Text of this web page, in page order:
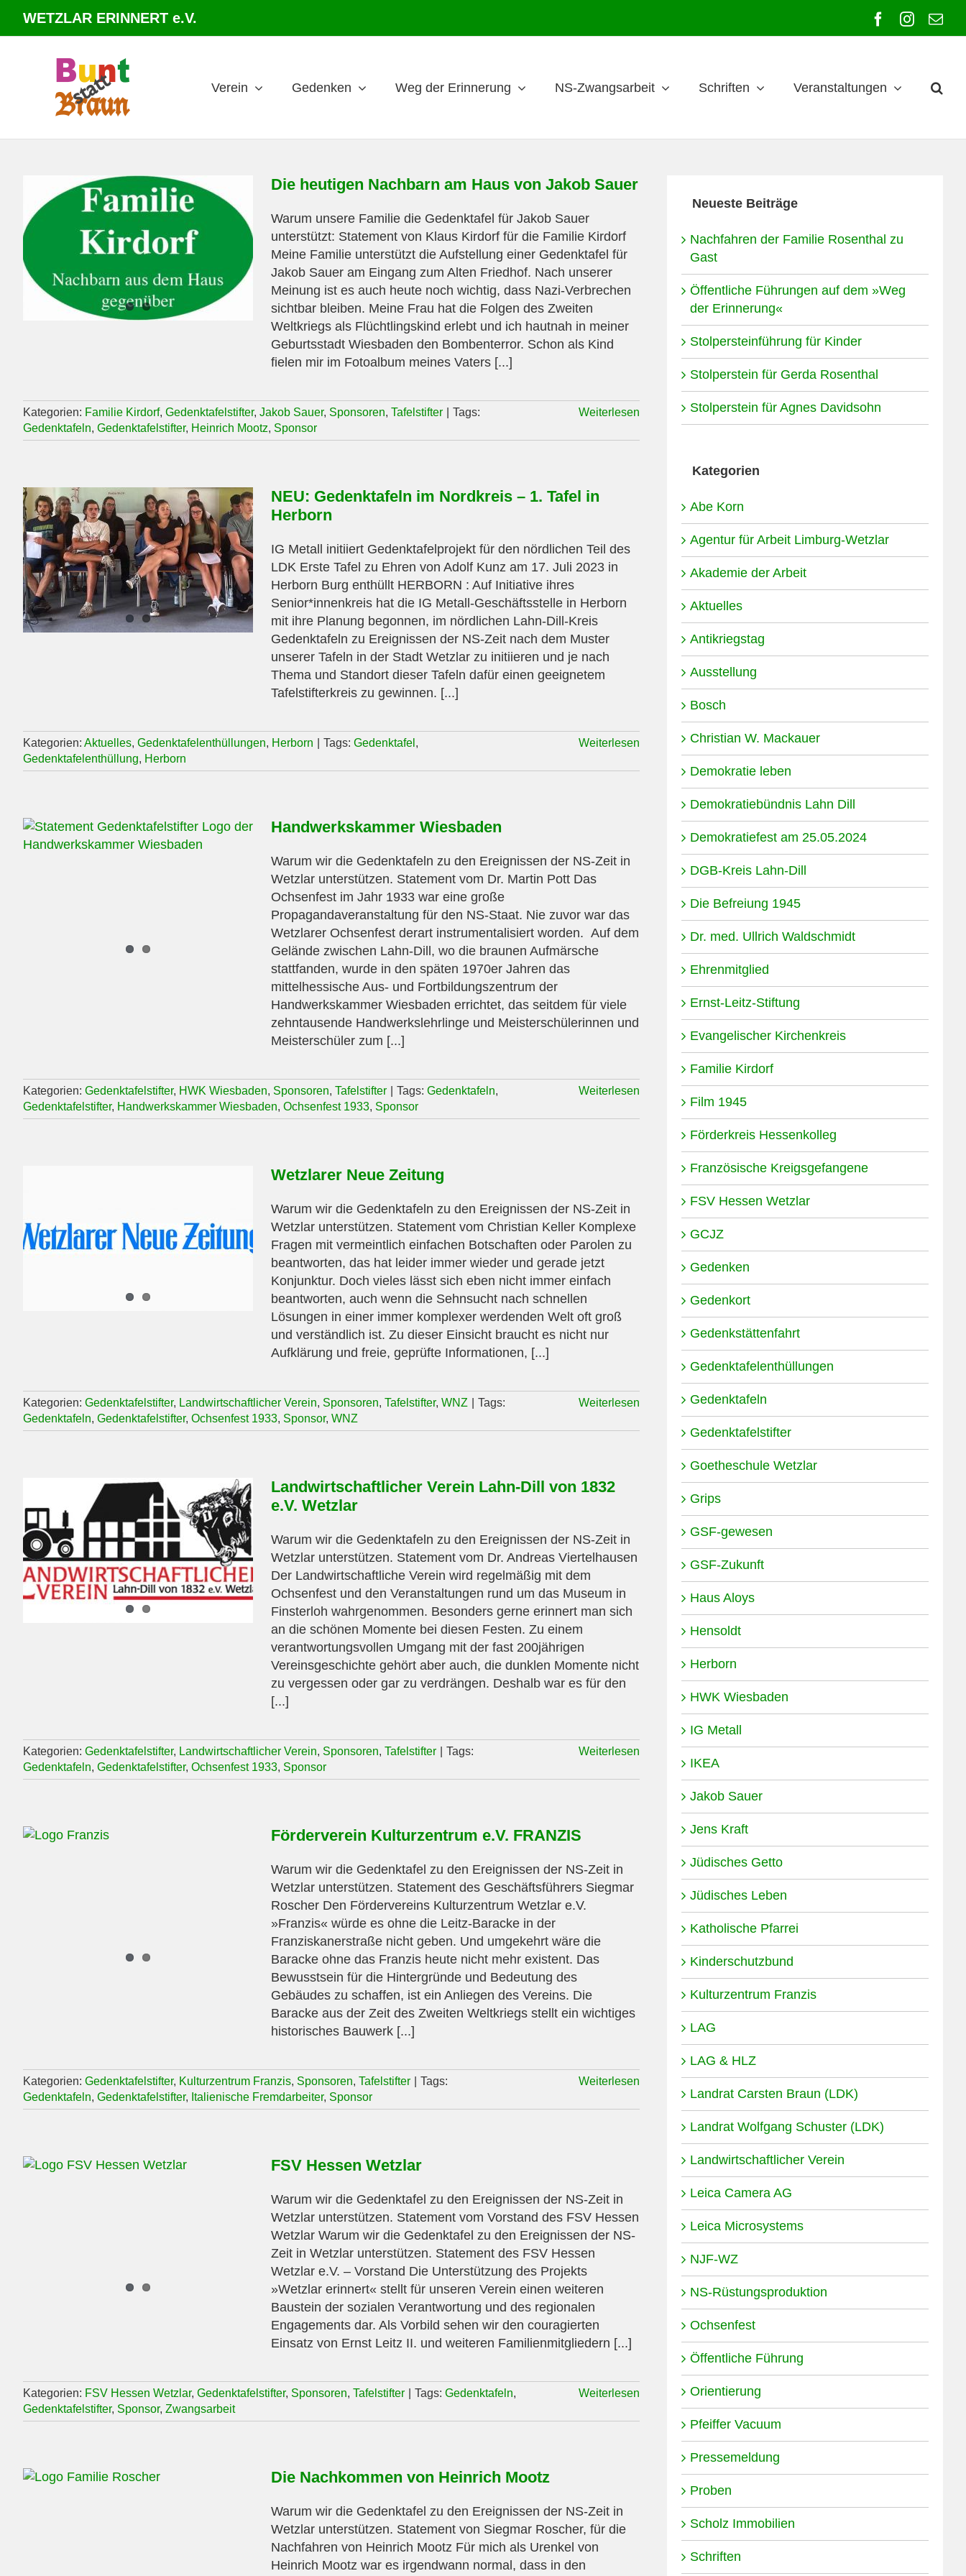
InhaltWETZLAR ERINNERT e.V. FacebookE-
Verein Gedenken Weg der Erinnerung NS-Zwangsarbeit Schriften Veranstaltungen
Die heutigen Nachbarn am Haus von Jakob Sauer
Warum unsere Familie die Gedenktafel für Jakob Sauer
unterstützt: Statement von Klaus Kirdorf für die Familie Kirdorf
Meine Familie unterstützt die Aufstellung einer Gedenktafel für
Jakob Sauer am Eingang zum Alten Friedhof. Nach unserer
Meinung ist es auch heute noch wichtig, dass Nazi-Verbrechen
sichtbar bleiben. Meine Frau hat die Folgen des Zweiten
Weltkriegs als Flüchtlingskind erlebt und ich hautnah in meiner
Geburtsstadt Wiesbaden den Bombenterror. Schon als Kind
fielen mir im Fotoalbum meines Vaters [...]
Kategorien: Familie Kirdorf, Gedenktafelstifter, Jakob Sauer, Sponsoren, Tafelstifter
Tags:
Gedenktafeln, Gedenktafelstifter, Heinrich Mootz, Sponsor
Weiterlesen
NEU: Gedenktafeln im Nordkreis – 1. Tafel in
Herborn
IG Metall initiiert Gedenktafelprojekt für den nördlichen Teil des
LDK Erste Tafel zu Ehren von Adolf Kunz am 17. Juli 2023 in
Herborn Burg enthüllt HERBORN : Auf Initiative ihres
Senior*innenkreis hat die IG Metall-Geschäftsstelle in Herborn
mit ihre Planung begonnen, im nördlichen Lahn-Dill-Kreis
Gedenktafeln zu Ereignissen der NS-Zeit nach dem Muster
unserer Tafeln in der Stadt Wetzlar zu initiieren und je nach
Thema und Standort dieser Tafeln dafür einen geeignetem
Tafelstifterkreis zu gewinnen. [...]
Kategorien: Aktuelles, Gedenktafelenthüllungen, Herborn Tags: Gedenktafel ,
Gedenktafelenthüllung, Herborn
Weiterlesen
Handwerkskammer Wiesbaden
Warum wir die Gedenktafeln zu den Ereignissen der NS-Zeit in
Wetzlar unterstützen. Statement vom Dr. Martin Pott Das
Ochsenfest im Jahr 1933 war eine große
Propagandaveranstaltung für den NS-Staat. Nie zuvor war das
Wetzlarer Ochsenfest derart instrumentalisiert worden. Auf dem
Gelände zwischen Lahn-Dill, wo die braunen Aufmärsche
stattfanden, wurde in den späten 1970er Jahren das
mittelhessische Aus- und Fortbildungszentrum der
Handwerkskammer Wiesbaden errichtet, das seitdem für viele
zehntausende Handwerkslehrlinge und Meisterschülerinnen und
Meisterschüler zum [...]
Kategorien: Gedenktafelstifter, HWK Wiesbaden, Sponsoren, Tafelstifter Tags: Gedenktafeln,
Gedenktafelstifter, Handwerkskammer Wiesbaden, Ochsenfest 1933, Sponsor
Weiterlesen
Wetzlarer Neue Zeitung
Warum wir die Gedenktafeln zu den Ereignissen der NS-Zeit in
Wetzlar unterstützen. Statement vom Christian Keller Komplexe
Fragen mit vermeintlich einfachen Botschaften oder Parolen zu
beantworten, das hat leider immer wieder und gerade jetzt
Konjunktur. Doch vieles lässt sich eben nicht immer einfach
beantworten, auch wenn die Sehnsucht nach schnellen
Lösungen in einer immer komplexer werdenden Welt oft groß
und verständlich ist. Zu dieser Einsicht braucht es nicht nur
Aufklärung und freie, geprüfte Informationen, [...]
Kategorien: Gedenktafelstifter, Landwirtschaftlicher Verein, Sponsoren, Tafelstifter, WNZ
Tags:
Gedenktafeln, Gedenktafelstifter, Ochsenfest 1933, Sponsor, WNZ
Weiterlesen
Landwirtschaftlicher Verein Lahn-Dill von 1832
e.V. Wetzlar
Warum wir die Gedenktafeln zu den Ereignissen der NS-Zeit in
Wetzlar unterstützen. Statement vom Dr. Andreas Viertelhausen
Der Landwirtschaftliche Verein wird regelmäßig mit dem
Ochsenfest und den Veranstaltungen rund um das Museum in
Finsterloh wahrgenommen. Besonders gerne erinnert man sich
an die schönen Momente bei diesen Festen. Zu einem
verantwortungsvollen Umgang mit der fast 200jährigen
Vereinsgeschichte gehört aber auch, die dunklen Momente nicht
zu vergessen oder gar zu verdrängen. Deshalb war es für den
[...]
Kategorien: Gedenktafelstifter, Landwirtschaftlicher Verein, Sponsoren, Tafelstifter
Tags:
Gedenktafeln, Gedenktafelstifter, Ochsenfest 1933, Sponsor
Weiterlesen
Förderverein Kulturzentrum e.V. FRANZIS
Warum wir die Gedenktafel zu den Ereignissen der NS-Zeit in
Wetzlar unterstützen. Statement des Geschäftsführers Siegmar
Roscher Den Fördervereins Kulturzentrum Wetzlar e.V.
»Franzis« würde es ohne die Leitz-Baracke in der
Franziskanerstraße nicht geben. Und umgekehrt wäre die
Baracke ohne das Franzis heute nicht mehr existent. Das
Bewusstsein für die Hintergründe und Bedeutung des
Gebäudes zu schaffen, ist ein Anliegen des Vereins. Die
Baracke aus der Zeit des Zweiten Weltkriegs stellt ein wichtiges
historisches Bauwerk [...]
Kategorien: Gedenktafelstifter, Kulturzentrum Franzis, Sponsoren, Tafelstifter
Tags:
Gedenktafeln, Gedenktafelstifter, Italienische Fremdarbeiter, Sponsor
Weiterlesen
FSV Hessen Wetzlar
Warum wir die Gedenktafel zu den Ereignissen der NS-Zeit in
Wetzlar unterstützen. Statement vom Vorstand des FSV Hessen
Wetzlar Warum wir die Gedenktafel zu den Ereignissen der NS-
Zeit in Wetzlar unterstützen. Statement des FSV Hessen
Wetzlar e.V. – Vorstand Die Unterstützung des Projekts
»Wetzlar erinnert« stellt für unseren Verein einen weiteren
Baustein der sozialen Verantwortung und des regionalen
Engagements dar. Als Vorbild sehen wir den couragierten
Einsatz von Ernst Leitz II. und weiteren Familienmitgliedern [...]
Kategorien: FSV Hessen Wetzlar, Gedenktafelstifter, Sponsoren, Tafelstifter Tags: Gedenktafeln,
Gedenktafelstifter, Sponsor, Zwangsarbeit
Weiterlesen
Die Nachkommen von Heinrich Mootz
Warum wir die Gedenktafel zu den Ereignissen der NS-Zeit in
Wetzlar unterstützen. Statement von Siegmar Roscher, für die
Nachfahren von Heinrich Mootz Für mich als Urenkel von
Heinrich Mootz war es irgendwann normal, dass in den
Neueste Beiträge
Nachfahren der Familie Rosenthal zu
Gast
Öffentliche Führungen auf dem »Weg
der Erinnerung«
Stolpersteinführung für Kinder
Stolperstein für Gerda Rosenthal
Stolperstein für Agnes Davidsohn
Kategorien
Abe Korn
Agentur für Arbeit Limburg-Wetzlar
Akademie der Arbeit
Aktuelles
Antikriegstag
Ausstellung
Bosch
Christian W. Mackauer
Demokratie leben
Demokratiebündnis Lahn Dill
Demokratiefest am 25.05.2024
DGB-Kreis Lahn-Dill
Die Befreiung 1945
Dr. med. Ullrich Waldschmidt
Ehrenmitglied
Ernst-Leitz-Stiftung
Evangelischer Kirchenkreis
Familie Kirdorf
Film 1945
Förderkreis Hessenkolleg
Französische Kreigsgefangene
FSV Hessen Wetzlar
GCJZ
Gedenken
Gedenkort
Gedenkstättenfahrt
Gedenktafelenthüllungen
Gedenktafeln
Gedenktafelstifter
Goetheschule Wetzlar
Grips
GSF-gewesen
GSF-Zukunft
Haus Aloys
Hensoldt
Herborn
HWK Wiesbaden
IG Metall
IKEA
Jakob Sauer
Jens Kraft
Jüdisches Getto
Jüdisches Leben
Katholische Pfarrei
Kinderschutzbund
Kulturzentrum Franzis
LAG
LAG & HLZ
Landrat Carsten Braun (LDK)
Landrat Wolfgang Schuster (LDK)
Landwirtschaftlicher Verein
Leica Camera AG
Leica Microsystems
NJF-WZ
NS-Rüstungsproduktion
Ochsenfest
Öffentliche Führung
Orientierung
Pfeiffer Vacuum
Pressemeldung
Proben
Scholz Immobilien
Schriften